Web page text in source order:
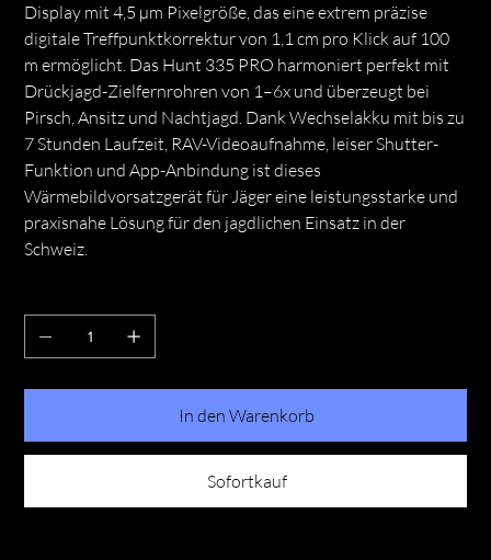
Display mit 4,5 µm Pixelgröße, das eine extrem präzise
digitale Treffpunktkorrektur von 1,1 cm pro Klick auf 100
m ermöglicht. Das Hunt 335 PRO harmoniert perfekt mit
Drückjagd-Zielfernrohren von 1–6x und überzeugt bei
Pirsch, Ansitz und Nachtjagd. Dank Wechselakku mit bis zu
7 Stunden Laufzeit, RAV-Videoaufnahme, leiser Shutter-
Funktion und App-Anbindung ist dieses
Wärmebildvorsatzgerät für Jäger eine leistungsstarke und
praxisnahe Lösung für den jagdlichen Einsatz in der
Schweiz.
In den Warenkorb
Sofortkauf